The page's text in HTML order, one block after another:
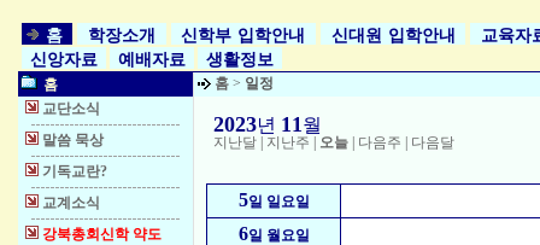
홈 학장소개 신학부 입학안내 신대원 입학안내
교육자
신앙자료
예배자료 생활정보
홈
교단소식
말씀 묵상
기독교란?
교계소식
강북총회신학 약도
홈 > 일정
2023년 11월
지난달 지난주 오늘 다음주 다음달
5일 일요일
6일 월요일